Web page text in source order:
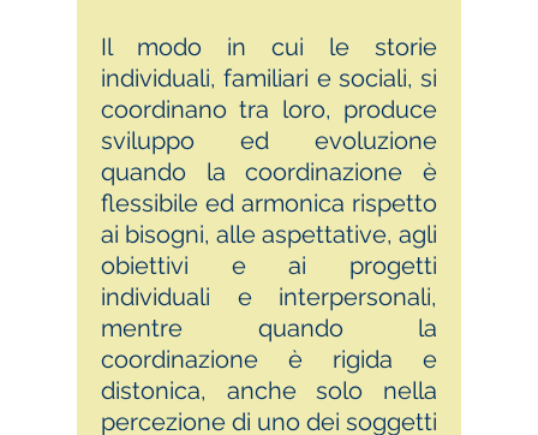
Il modo in cui le storie
individuali, familiari e sociali, si
coordinano tra loro, produce
sviluppo ed evoluzione
quando la coordinazione è
flessibile ed armonica rispetto
ai bisogni, alle aspettative, agli
obiettivi e ai progetti
individuali e interpersonali,
mentre quando la
coordinazione è rigida e
distonica, anche solo nella
percezione di uno dei soggetti